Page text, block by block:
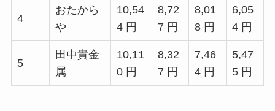
4
おたから
や
10,54
4 円
8,72
7 円
8,01
8 円
6,05
4 円
5
田中貴金
属
10,11
0 円
8,32
7 円
7,46
4 円
5,47
5 円